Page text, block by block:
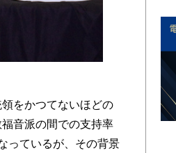
をかつてないほどの
音派の間での支持率
っているが、その背景